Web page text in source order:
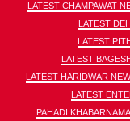
LATEST CHAMPAWAT
LATEST
LATEST
LATEST
LATEST HARIDWAR
LATEST
PAHADI KHABARNAMA